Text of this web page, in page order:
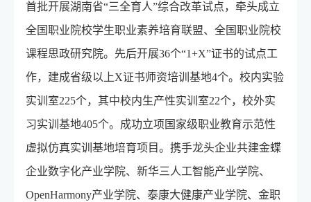
首批开展湖南省“三全育人”综合改革试点，牵头成立
全国职业院校学生职业素养培育联盟、全国职业院校
课程思政研究院。先后开展36个“1+X”证书的试点工
作，建成省级以上X证书师资培训基地4个。校内实验
实训室225个，其中校内生产性实训室22个，校外实
习实训基地405个。成功立项国家级职业教育示范性
虚拟仿真实训基地培育项目。携手龙头企业共建金蝶
企业数字化产业学院、新华三人工智能产业学院、
OpenHarmony产业学院、泰康大健康产业学院、金职